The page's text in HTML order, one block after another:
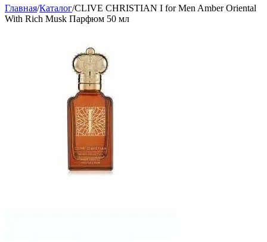
Главная/Каталог/CLIVE CHRISTIAN I for Men Amber Oriental
With Rich Musk Парфюм 50 мл